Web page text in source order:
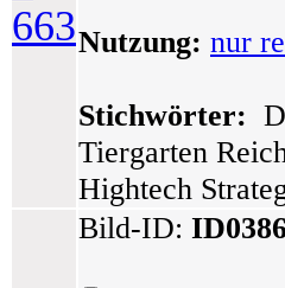
663Nutzung: nur
Stichwörter:
Tiergarten
Hightech
Bild-ID: